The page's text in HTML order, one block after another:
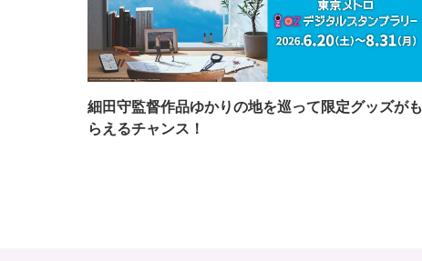
細田守監督作品ゆかりの地を巡って限定グッズがも
らえるチャンス！